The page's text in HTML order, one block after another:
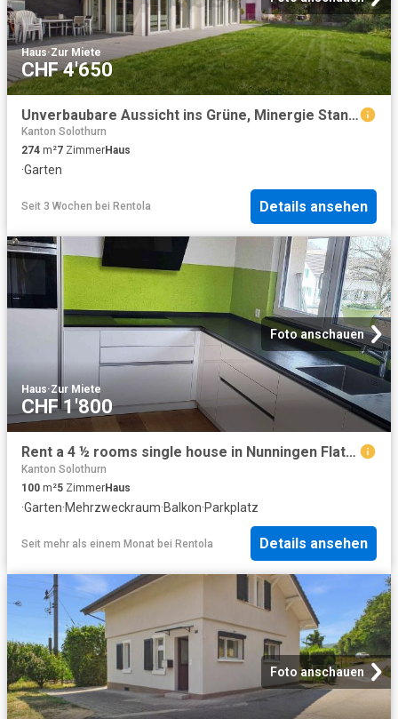
Haus·Zur Miete
CHF 4'650
Unverbaubare Aussicht ins Grüne, Minergie Standard und grosser, terrassierter Garten
Kanton Solothurn
274 m²7 ZimmerHaus
·Garten
Seit 3 Wochen bei Rentola Details ansehen
Foto anschauen
Haus·Zur Miete
CHF 1'800
Rent a 4 ½ rooms single house in Nunningen Flatfox
Kanton Solothurn
100 m²5 ZimmerHaus
·Garten·Mehrzweckraum·Balkon·Parkplatz
Seit mehr als einem Monat bei Rentola Details ansehen
Foto anschauen